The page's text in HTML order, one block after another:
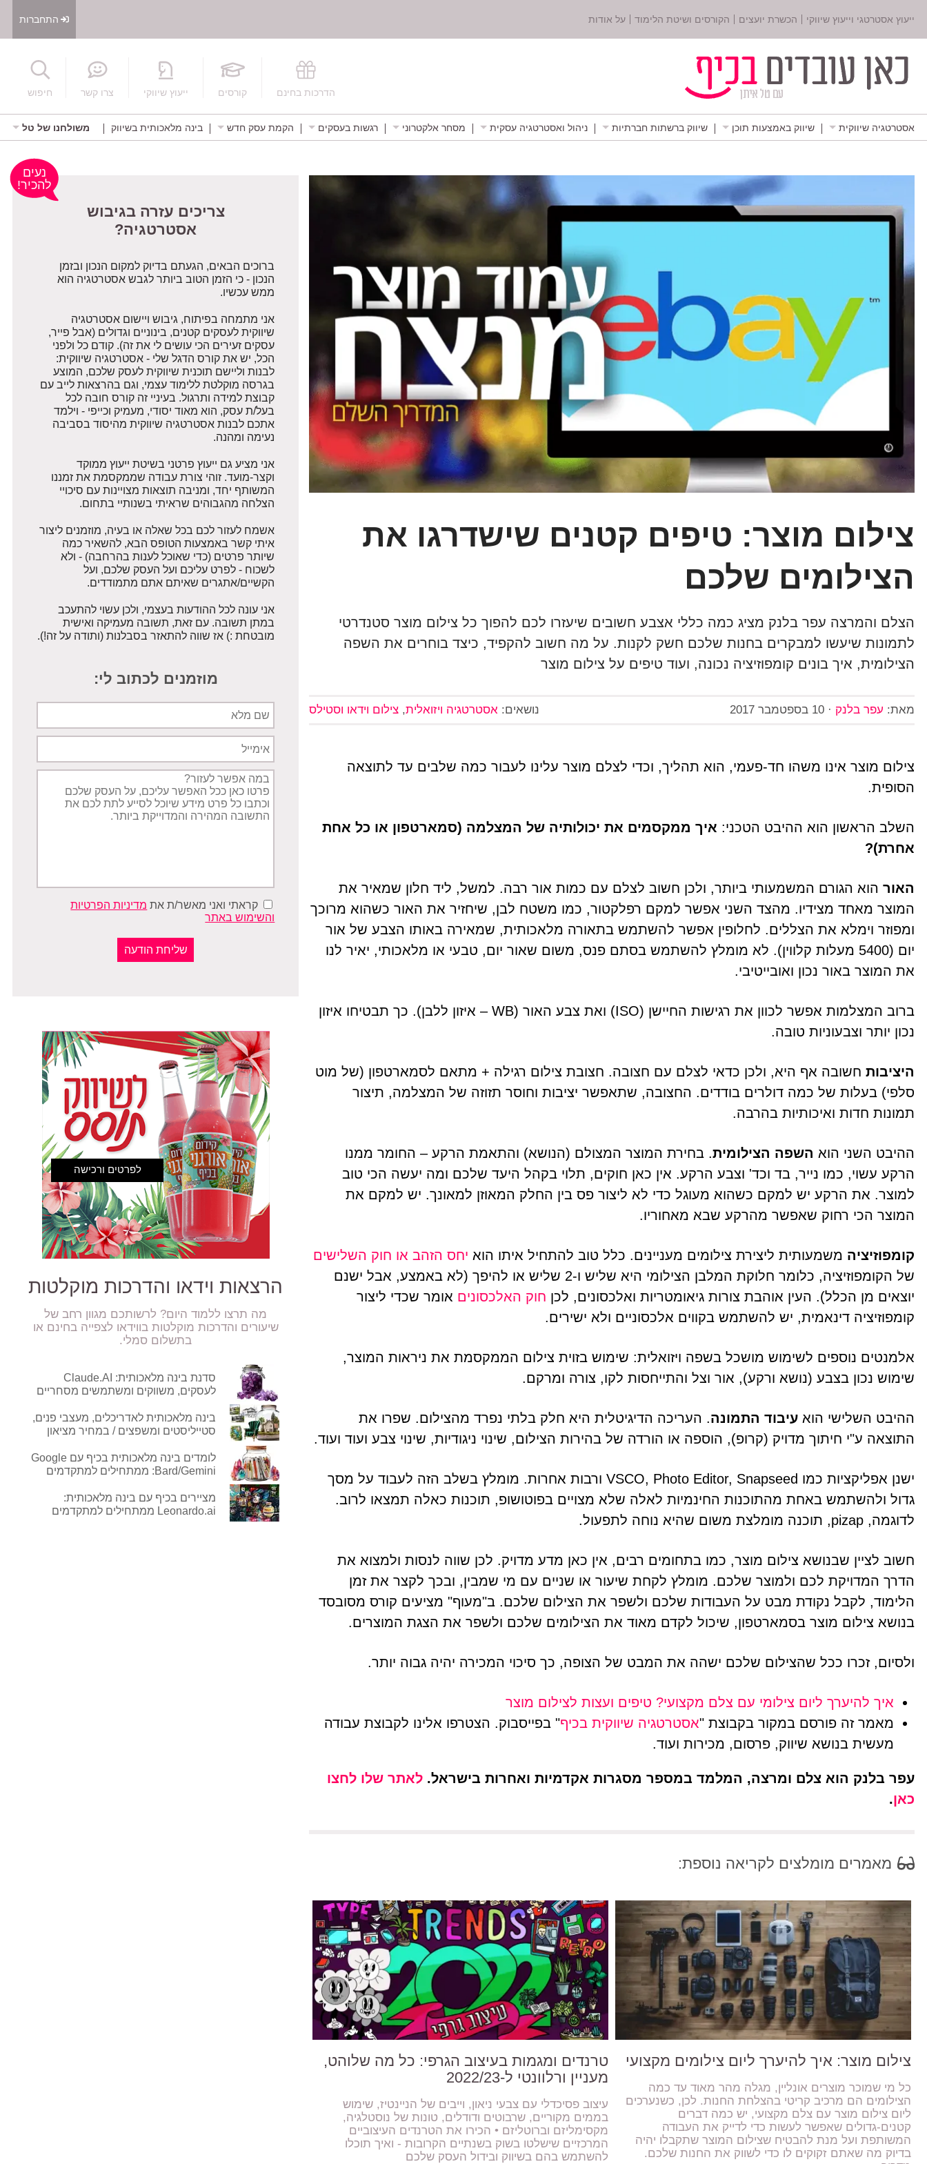
ייעוץ אסטרטגי וייעוץ שיווקי הכשרת יועצים הקורסים ושיטת הלימוד על אודות התחברות
הדרכות בחינם קורסים ייעוץ שיווקי צרו קשר חיפוש
אסטרטגיה שיווקית שיווק באמצעות תוכן שיווק ברשתות חברתיות ניהול ואסטרטגיה עסקית מסחר אלקטרוני רגשות בעסקים הקמת עסק חדש בינה מלאכותית בשיווק משולחנו של טל
צילום מוצר: טיפים קטנים שישדרגו את
הצילומים שלכם
הצלם והמרצה עפר בלנק מציג כמה כללי אצבע חשובים שיעזרו לכם להפוך כל צילום מוצר סטנדרטי
לתמונות שיעשו למבקרים בחנות שלכם חשק לקנות. על מה חשוב להקפיד, כיצד בוחרים את השפה
הצילומית, איך בונים קומפוזיציה נכונה, ועוד טיפים על צילום מוצר
מאת: עפר בלנק · 10 בספטמבר 2017 נושאים: אסטרטגיה ויזואלית, צילום וידאו וסטילס
צילום מוצר אינו משהו חד-פעמי, הוא תהליך, וכדי לצלם מוצר עלינו לעבור כמה שלבים עד לתוצאה
הסופית.
השלב הראשון הוא ההיבט הטכני: איך ממקסמים את יכולותיה של המצלמה (סמארטפון או כל אחת
אחרת)?
האור הוא הגורם המשמעותי ביותר, ולכן חשוב לצלם עם כמות אור רבה. למשל, ליד חלון שמאיר את
המוצר מאחד מצידיו. מהצד השני אפשר למקם רפלקטור, כמו משטח לבן, שיחזיר את האור כשהוא מרוכך
ומפוזר וימלא את הצללים. לחלופין אפשר להשתמש בתאורה מלאכותית, שמאירה באותו הצבע של אור
יום (5400 מעלות קלווין). לא מומלץ להשתמש בסתם פנס, משום שאור יום, טבעי או מלאכותי, יאיר לנו
את המוצר באור נכון ואובייטיבי.
ברוב המצלמות אפשר לכוון את רגישות החיישן (ISO) ואת צבע האור (WB – איזון ללבן). כך תבטיחו איזון
נכון יותר וצבעוניות טובה.
היציבות חשובה אף היא, ולכן כדאי לצלם עם חצובה. חצובת צילום רגילה + מתאם לסמארטפון (של מוט
סלפי) בעלות של כמה דולרים בודדים. החצובה, שתאפשר יציבות וחוסר תזוזה של המצלמה, תיצור
תמונות חדות ואיכותיות בהרבה.
ההיבט השני הוא השפה הצילומית. בחירת המוצר המצולם (הנושא) והתאמת הרקע – החומר ממנו
הרקע עשוי, כמו נייר, בד וכד' וצבע הרקע. אין כאן חוקים, תלוי בקהל היעד שלכם ומה יעשה הכי טוב
למוצר. את הרקע יש למקם כשהוא מעוגל כדי לא ליצור פס בין החלק המאוזן למאונך. יש למקם את
המוצר הכי רחוק שאפשר מהרקע שבא מאחוריו.
קומפוזיציה משמעותית ליצירת צילומים מעניינים. כלל טוב להתחיל איתו הוא יחס הזהב או חוק השלישים
של הקומפוזיציה, כלומר חלוקת המלבן הצילומי היא שליש ו-2 שליש או להיפך (לא באמצע, אבל ישנם
יוצאים מן הכלל). העין אוהבת צורות גיאומטריות ואלכסונים, לכן חוק האלכסונים אומר שכדי ליצור
קומפוזיציה דינאמית, יש להשתמש בקווים אלכסוניים ולא ישירים.
אלמנטים נוספים לשימוש מושכל בשפה ויזואלית: שימוש בזוית צילום הממקסמת את ניראות המוצר,
שימוש נכון בצבע (נושא ורקע), אור וצל והתייחסות לקו, צורה ומרקם.
ההיבט השלישי הוא עיבוד התמונה. העריכה הדיגיטלית היא חלק בלתי נפרד מהצילום. שפרו את
התוצאה ע"י חיתוך מדויק (קרופ), הוספה או הורדה של בהירות הצילום, שינוי ניגודיות, שינוי צבע ועוד ועוד.
ישנן אפליקציות כמו VSCO, Photo Editor, Snapseed ורבות אחרות. מומלץ בשלב הזה לעבוד על מסך
גדול ולהשתמש באחת מהתוכנות החינמיות לאלה שלא מצויים בפוטושופ, תוכנות כאלה תמצאו לרוב.
לדוגמה, pizap, תוכנה מומלצת משום שהיא נוחה לתפעול.
חשוב לציין שבנושא צילום מוצר, כמו בתחומים רבים, אין כאן מדע מדויק. לכן שווה לנסות ולמצוא את
הדרך המדויקת לכם ולמוצר שלכם. מומלץ לקחת שיעור או שניים עם מי שמבין, ובכך לקצר את זמן
הלימוד, לקבל נקודת מבט על העבודות שלכם ולשפר את הצילום שלכם. ב"מעוף" מציעים קורס מסובסד
בנושא צילום מוצר בסמארטפון, שיכול לקדם מאוד את הצילומים שלכם ולשפר את הצגת המוצרים.
ולסיום, זכרו ככל שהצילום שלכם ישהה את המבט של הצופה, כך סיכוי המכירה יהיה גבוה יותר.
איך להיערך ליום צילומי עם צלם מקצועי? טיפים ועצות לצילום מוצר
מאמר זה פורסם במקור בקבוצת "אסטרטגיה שיווקית בכיף" בפייסבוק. הצטרפו אלינו לקבוצת עבודה
מעשית בנושא שיווק, פרסום, מכירות ועוד.
עפר בלנק הוא צלם ומרצה, המלמד במספר מסגרות אקדמיות ואחרות בישראל. לאתר שלו לחצו
כאן.
מאמרים מומלצים לקריאה נוספת:
צילום מוצר: איך להיערך ליום צילומים מקצועי
כל מי שמוכר מוצרים אונליין, מגלה מהר מאוד עד כמה
הצילומים הם מרכיב קריטי בהצלחת החנות. לכן, כשנערכים
ליום צילום מוצר עם צלם מקצועי, יש כמה דברים
קטנים-גדולים שאפשר לעשות כדי לדייק את העבודה
המשותפת ועל מנת להבטיח שצילום המוצר שתקבלו יהיה
בדיוק מה שאתם זקוקים לו כדי לשווק את החנות שלכם.
טרנדים ומגמות בעיצוב הגרפי: כל מה שלוהט,
מעניין ורלוונטי ל-2022/23
עיצוב פסיכדלי עם צבעי ניאון, וייבים של הניינטיז, שימוש
בממים מקוריים, שרבוטים ודודלים, טונות של נוסטלגיה,
מקסימליזם וברוטליזם • הכירו את הטרנדים העיצוביים
המרכזיים שישלטו בשוק בשנתיים הקרובות - ואיך תוכלו
להשתמש בהם בשיווק ובידול העסק שלכם
צריכים עזרה בגיבוש
אסטרטגיה?
ברוכים הבאים, הגעתם בדיוק למקום הנכון ובזמן
הנכון - כי הזמן הטוב ביותר לגבש אסטרטגיה הוא
ממש עכשיו.
אני מתמחה בפיתוח, גיבוש ויישום אסטרטגיה
שיווקית לעסקים קטנים, בינוניים וגדולים (אבל פייר,
עסקים זעירים הכי עושים לי את זה). קודם כל ולפני
הכל, יש את קורס הדגל שלי - אסטרטגיה שיווקית:
לבנות וליישם תוכנית שיווקית לעסק שלכם, המוצע
בגרסה מוקלטת ללימוד עצמי, וגם בהרצאות לייב עם
קבוצת למידה ותרגול. בעיניי זה קורס חובה לכל
בעל/ת עסק, הוא מאוד יסודי, מעמיק וכייפי - וילמד
אתכם לבנות אסטרטגיה שיווקית מהיסוד בסביבה
נעימה ומהנה.
אני מציע גם ייעוץ פרטני בשיטת ייעוץ ממוקד
וקצר-מועד. זוהי צורת עבודה שממקסמת את זמננו
המשותף יחד, ומניבה תוצאות מצויינות עם סיכויי
הצלחה מהגבוהים שראיתי בשנותיי בתחום.
אשמח לעזור לכם בכל שאלה או בעיה, מוזמנים ליצור
איתי קשר באמצעות הטופס הבא, להשאיר כמה
שיותר פרטים (כדי שאוכל לענות בהרחבה) - ולא
לשכוח - לפרט עליכם ועל העסק שלכם, ועל
הקשיים/אתגרים שאיתם אתם מתמודדים.
אני עונה לכל ההודעות בעצמי, ולכן עשוי להתעכב
במתן תשובה. עם זאת, תשובה מעמיקה ואישית
מובטחת :) אז שווה להתאזר בסבלנות (ותודה על זה!).
מוזמנים לכתוב לי:
מלא
תיאור
הפניה
קראתי ואני מאשר/ת את מדיניות הפרטיות
והשימוש באתר
הרצאות וידאו והדרכות מוקלטות
מה תרצו ללמוד היום? לרשותכם מגוון רחב של
שיעורים והדרכות מוקלטות בווידאו לצפייה בחינם או
בתשלום סמלי.
סדנת בינה מלאכותית: Claude.AI
לעסקים, משווקים ומשתמשים מסחריים
בינה מלאכותית לאדריכלים, מעצבי פנים,
סטייליסטים ומשפצים / במחיר מציאון
לומדים בינה מלאכותית בכיף עם Google
Bard/Gemini: ממתחילים למתקדמים
מציירים בכיף עם בינה מלאכותית:
Leonardo.ai ממתחילים למתקדמים